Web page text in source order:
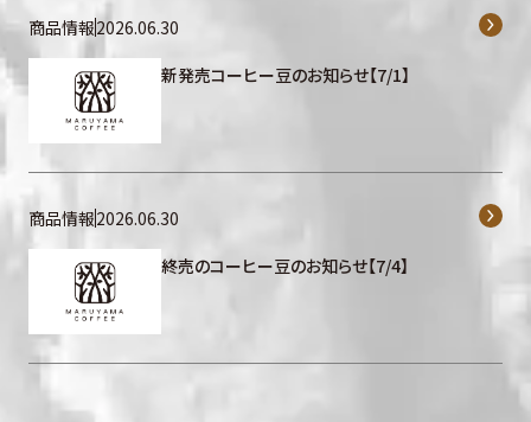
商品情報2026.06.30
新発売コーヒー豆のお知らせ【7/1】
商品情報2026.06.30
終売のコーヒー豆のお知らせ【7/4】